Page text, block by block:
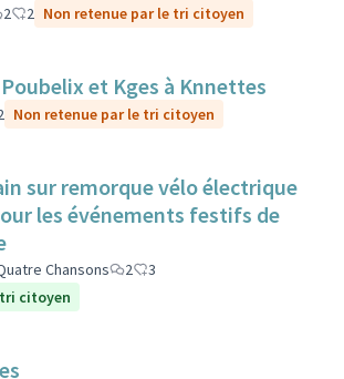
2 2 Non retenue par le tri citoyen
et Kges à Knnettes
Non retenue par le tri citoyen
sur remorque vélo électrique
les événements festifs de
Chansons 2
3
citoyen